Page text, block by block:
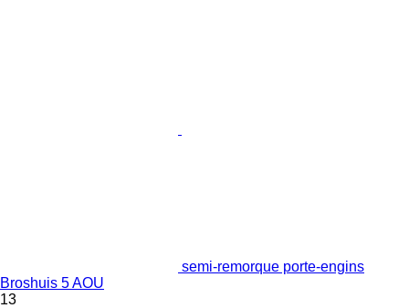
semi-remorque porte-engins
Broshuis 5 AOU
13